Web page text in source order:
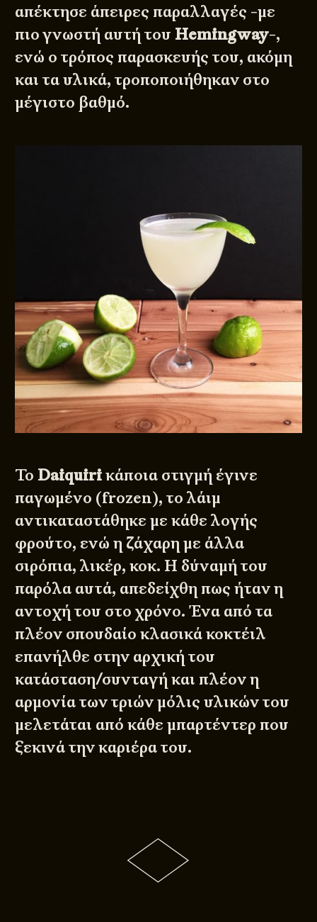
απέκτησε άπειρες παραλλαγές -με
πιο γνωστή αυτή του Hemingway-,
ενώ ο τρόπος παρασκευής του, ακόμη
και τα υλικά, τροποποιήθηκαν στο
μέγιστο βαθμό.
Το Daiquiriκάποια στιγμή έγινε
παγωμένο (frozen), το λάιμ
αντικαταστάθηκε με κάθε λογής
φρούτο, ενώ η ζάχαρη με άλλα
σιρόπια, λικέρ, κοκ. Η δύναμή του
παρόλα αυτά, απεδείχθη πως ήταν η
αντοχή του στο χρόνο. Ένα από τα
πλέον σπουδαίο κλασικά κοκτέιλ
επανήλθε στην αρχική του
κατάσταση/συνταγή και πλέον η
αρμονία των τριών μόλις υλικών του
μελετάται από κάθε μπαρτέντερ που
ξεκινά την καριέρα του.